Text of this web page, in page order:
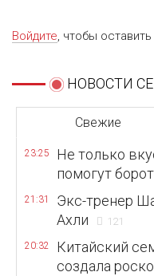
Войдите, чтобы
НОВОСТИ
Свежие
23:25
Не только
помогут
21:31
Экс-тренер
Ахли
121
20:32
Китайский
создала